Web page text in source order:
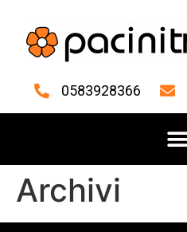
0583928366
Archivi